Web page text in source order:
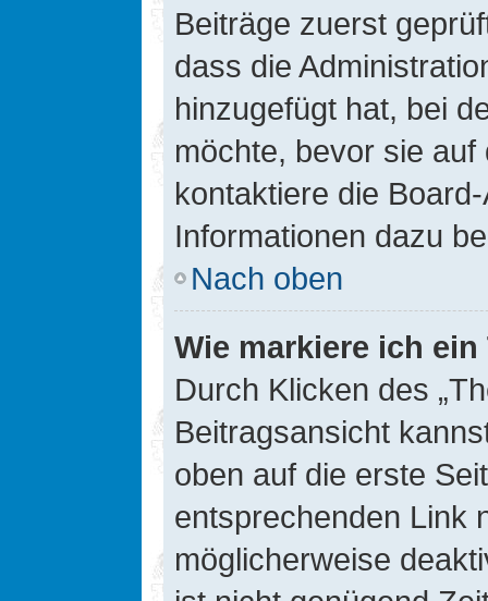
Beiträge zuerst
dass die
hinzugefügt hat, bei
möchte, bevor sie
kontaktiere die
Informationen dazu
Nach oben
Wie markiere ich
Durch Klicken des
Beitragsansicht
oben auf die erste
entsprechenden Link
möglicherweise